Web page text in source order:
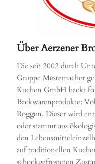
Über Aerzener
Die seit 2002 durch
Gruppe Mestemacher
Kuchen GmbH backt
Backwarenprodukte:
Roggen. Dieser wird
oder stammt aus
den
auf traditionellen